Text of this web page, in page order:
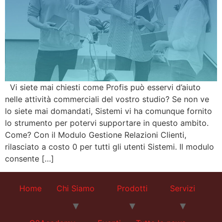
Vi siete mai chiesti come Profis può esservi d’aiuto
nelle attività commerciali del vostro studio? Se non ve
lo siete mai domandati, Sistemi vi ha comunque fornito
lo strumento per potervi supportare in questo ambito.
Come? Con il Modulo Gestione Relazioni Clienti,
rilasciato a costo 0 per tutti gli utenti Sistemi. Il modulo
consente […]
Home Chi Siamo Prodotti Servizi